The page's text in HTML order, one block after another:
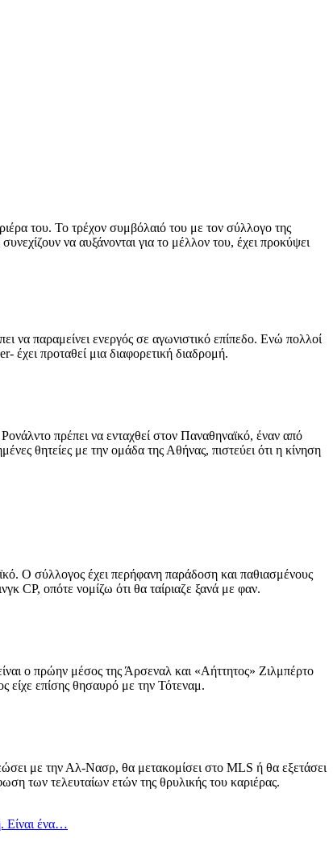
του. Το τρέχον συμβόλαιό του με τον σύλλογο της
να αυξάνονται για το μέλλον του, έχει προκύψει
παραμείνει ενεργός σε αγωνιστικό επίπεδο. Ενώ πολλοί
έχει προταθεί μια διαφορετική διαδρομή.
πρέπει να ενταχθεί στον Παναθηναϊκό, έναν από
θητείες με την ομάδα της Αθήνας, πιστεύει ότι η κίνηση
Ο σύλλογος έχει περήφανη παράδοση και παθιασμένους
CP, οπότε νομίζω ότι θα ταίριαζε ξανά με φαν.
ο πρώην μέσος της Άρσεναλ και «Αήττητος» Ζιλμπέρτο
είχε επίσης θησαυρό με την Τότεναμ.
με την Αλ-Νασρ, θα μετακομίσει στο MLS ή θα εξετάσει
των τελευταίων ετών της θρυλικής του καριέρας.
Είναι ένα…